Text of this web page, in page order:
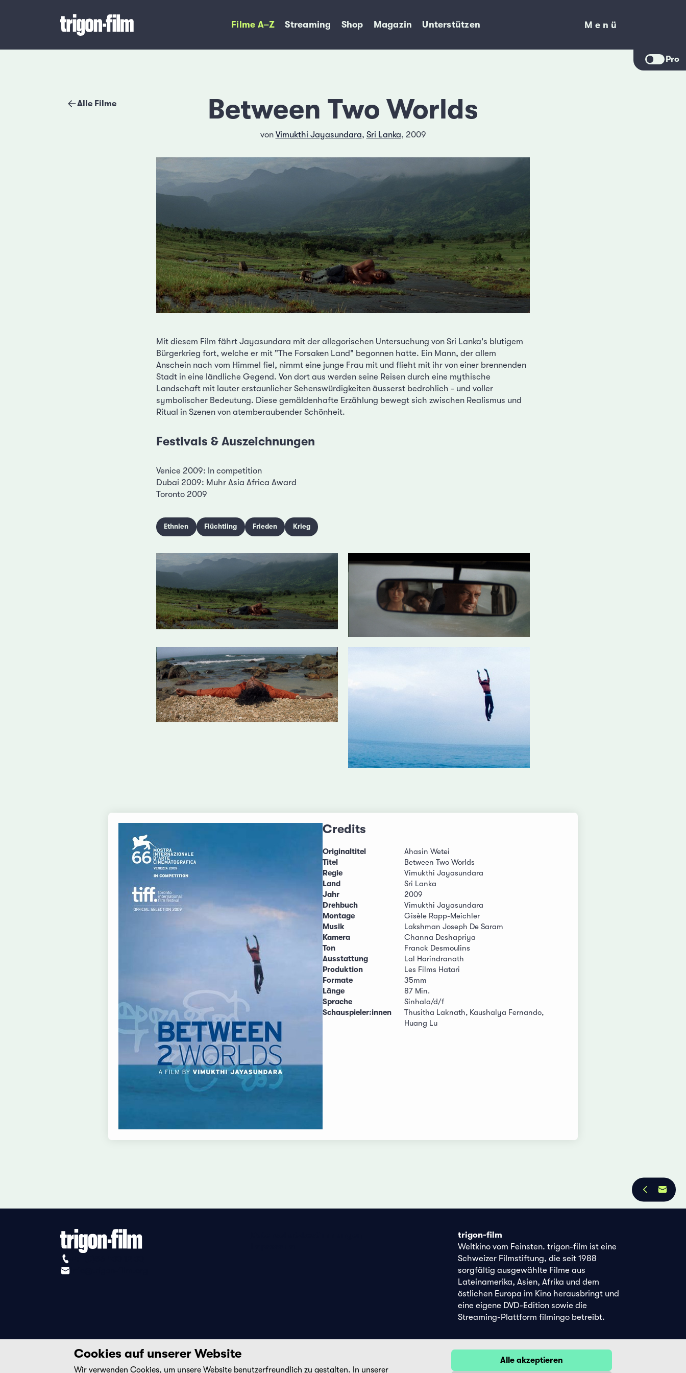
Filme A–Z Streaming Shop Magazin Unterstützen
Menü
Menü
Pro
Alle Filme Between Two Worlds
von Vimukthi Jayasundara, Sri Lanka, 2009
Mit diesem Film fährt Jayasundara mit der allegorischen Untersuchung von Sri Lanka's blutigem
Bürgerkrieg fort, welche er mit "The Forsaken Land" begonnen hatte. Ein Mann, der allem
Anschein nach vom Himmel fiel, nimmt eine junge Frau mit und flieht mit ihr von einer brennenden
Stadt in eine ländliche Gegend. Von dort aus werden seine Reisen durch eine mythische
Landschaft mit lauter erstaunlicher Sehenswürdigkeiten äusserst bedrohlich - und voller
symbolischer Bedeutung. Diese gemäldenhafte Erzählung bewegt sich zwischen Realismus und
Ritual in Szenen von atemberaubender Schönheit.
Festivals & Auszeichnungen
Venice 2009: In competition
Dubai 2009: Muhr Asia Africa Award
Toronto 2009
Ethnien Flüchtling Frieden Krieg
Credits
Originaltitel
Ahasin Wetei
Titel
Between Two Worlds
Regie
Vimukthi Jayasundara
Land
Sri Lanka
Jahr
2009
Drehbuch
Vimukthi Jayasundara
Montage
Gisèle Rapp-Meichler
Musik
Lakshman Joseph De Saram
Kamera
Channa Deshapriya
Ton
Franck Desmoulins
Ausstattung
Lal Harindranath
Produktion
Les Films Hatari
Formate
35mm
Länge
87 Min.
Sprache
Sinhala/d/f
Schauspieler:innen
Thusitha Laknath, Kaushalya Fernando,
Huang Lu
trigon-film
Weltkino vom Feinsten. trigon-film ist eine
Schweizer Filmstiftung, die seit 1988
sorgfältig ausgewählte Filme aus
Lateinamerika, Asien, Afrika und dem
östlichen Europa im Kino herausbringt und
eine eigene DVD-Edition sowie die
Streaming-Plattform filmingo betreibt.
Cookies auf unserer Website
Wir verwenden Cookies, um unsere Website benutzerfreundlich zu gestalten. In unserer
Alle akzeptieren